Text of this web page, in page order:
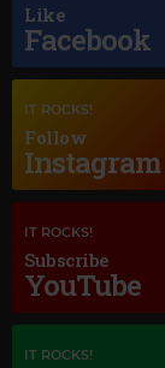
ELLA FITZEGERALD
Like
Facebook
IT ROCKS!
Follow
Instagram
IT ROCKS!
Subscribe
YouTube
IT ROCKS!